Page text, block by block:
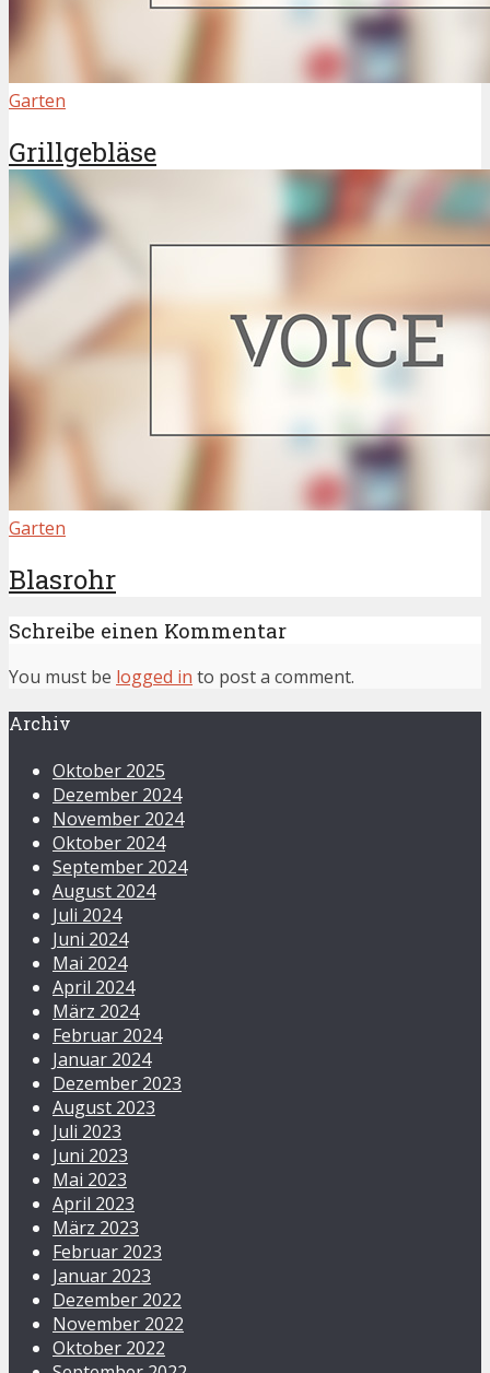
Garten
Grillgebläse
Garten
Blasrohr
Schreibe einen Kommentar
You must be logged in to post a comment.
Archiv
Oktober 2025
Dezember 2024
November 2024
Oktober 2024
September 2024
August 2024
Juli 2024
Juni 2024
Mai 2024
April 2024
März 2024
Februar 2024
Januar 2024
Dezember 2023
August 2023
Juli 2023
Juni 2023
Mai 2023
April 2023
März 2023
Februar 2023
Januar 2023
Dezember 2022
November 2022
Oktober 2022